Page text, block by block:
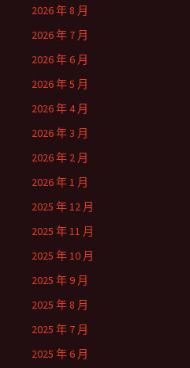
2026 年 8 月
2026 年 7 月
2026 年 6 月
2026 年 5 月
2026 年 4 月
2026 年 3 月
2026 年 2 月
2026 年 1 月
2025 年 12 月
2025 年 11 月
2025 年 10 月
2025 年 9 月
2025 年 8 月
2025 年 7 月
2025 年 6 月